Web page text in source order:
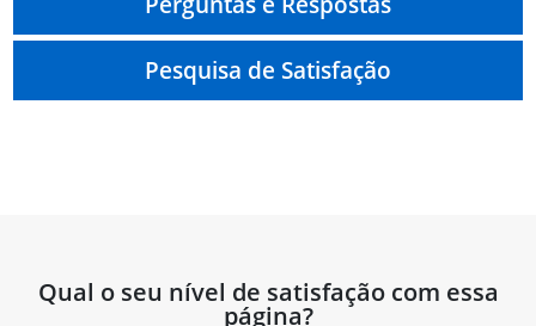
Pesquisa de Satisfação
Qual o seu nível de satisfação com essa
página?